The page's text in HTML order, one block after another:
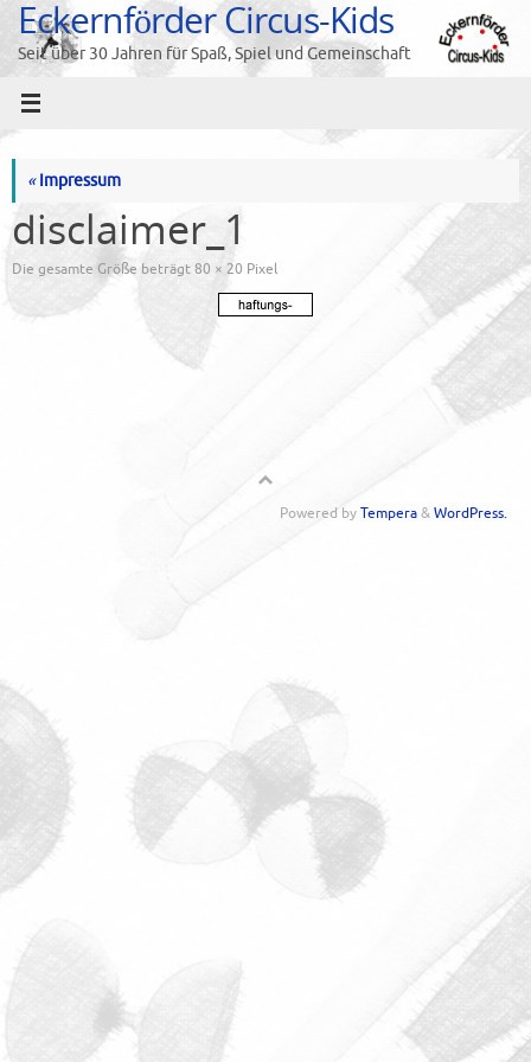
Zum
Inhalt
springen
Eckernförder Circus-Kids
Seit über 30 Jahren für Spaß, Spiel und Gemeinschaft
«Impressum
disclaimer_1
Die gesamte Größe beträgt80 × 20 Pixel
Powered byTempera&WordPress.